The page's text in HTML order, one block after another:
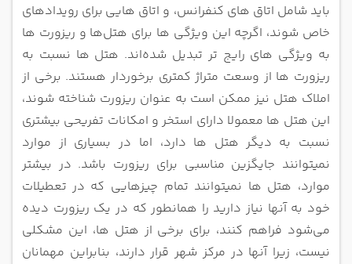
باید شامل اتاق‌ های کنفرانس، و اتاق‌ هایی برای رویدادهای
خاص شوند، اگرچه این ویژگی ‌ها برای هتل‌ها و ریزورت ها
به ویژگی‌ های رایج ‌تر تبدیل شده‌اند. هتل ها نسبت به
ریزورت ها از وسعت متراژ کمتری برخوردار هستند. برخی از
املاک هتل نیز ممکن است به عنوان ریزورت شناخته شوند،
این هتل ها معمولا دارای استخر و امکانات تفریحی بیشتری
نسبت به دیگر هتل ها دارد، اما در بسیاری از موارد
نمیتوانند جایگزین مناسبی برای ریزورت باشد. در بیشتر
موارد، هتل‌ ها نمیتوانند تمام چیزهایی که در تعطیلات
خود به آنها نیاز دارید را همانطور که در یک ریزورت دیده
می‌شود فراهم کنند، برای برخی از هتل ها، این مشکلی
نیست، زیرا آنها در مرکز شهر قرار دارند، بنابراین مهمانان